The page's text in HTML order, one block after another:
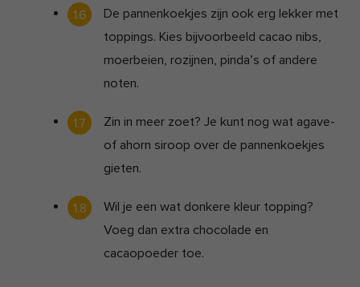
De pannenkoekjes zijn ook erg lekker met
toppings. Kies bijvoorbeeld cacao nibs,
moerbeien, rozijnen, pinda’s of andere
noten.
Zin in meer zoet? Je kunt nog wat agave-
of ahorn siroop over de pannenkoekjes
gieten.
Wil je een wat donkere kleur topping?
Voeg dan extra chocolade en
cacaopoeder toe.